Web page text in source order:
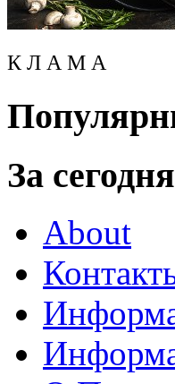
К Л А М А
За
About